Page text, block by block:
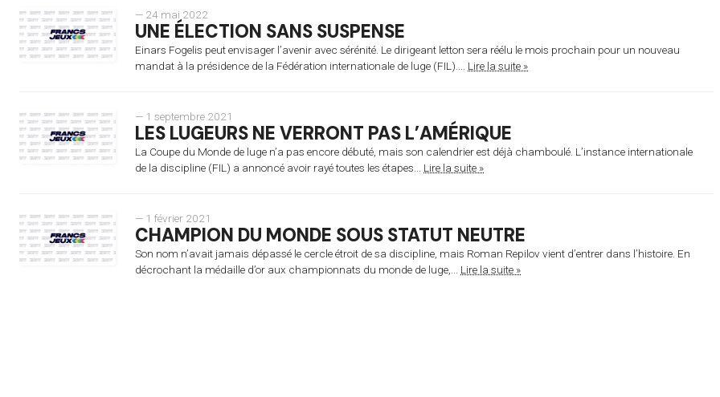
— 24 mai 2022
UNE ÉLECTION SANS SUSPENSE
Einars Fogelis peut envisager l’avenir avec sérénité. Le dirigeant letton sera réélu le mois prochain pour un nouveau
mandat à la présidence de la Fédération internationale de luge (FIL).... Lire la suite »
— 1 septembre 2021
LES LUGEURS NE VERRONT PAS L’AMÉRIQUE
La Coupe du Monde de luge n’a pas encore débuté, mais son calendrier est déjà chamboulé. L’instance internationale
de la discipline (FIL) a annoncé avoir rayé toutes les étapes... Lire la suite »
— 1 février 2021
CHAMPION DU MONDE SOUS STATUT NEUTRE
Son nom n’avait jamais dépassé le cercle étroit de sa discipline, mais Roman Repilov vient d’entrer dans l’histoire. En
décrochant la médaille d’or aux championnats du monde de luge,... Lire la suite »